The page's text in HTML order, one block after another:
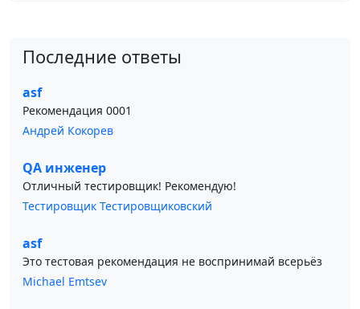
Последние ответы
asf
Рекомендация 0001
Андрей Кокорев
QA инженер
Отличный тестировщик! Рекомендую!
Тестировщик Тестировщиковский
asf
Это тестовая рекомендация не воспринимай всерьёз
Michael Emtsev